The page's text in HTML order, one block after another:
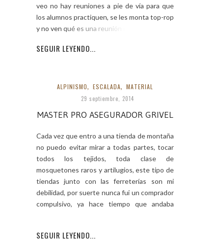
veo no hay reuniones a pie de vía para que
los alumnos practiquen, se les monta top-rop
y no ven qué es una reunión ni cómo
SEGUIR LEYENDO...
ALPINISMO, ESCALADA, MATERIAL
29 septiembre, 2014
MASTER PRO ASEGURADOR GRIVEL
Cada vez que entro a una tienda de montaña
no puedo evitar mirar a todas partes, tocar
todos los tejidos, toda clase de
mosquetones raros y artilugios, este tipo de
tiendas junto con las ferreterías son mi
debilidad, por suerte nunca fui un comprador
compulsivo, ya hace tiempo que andaba
SEGUIR LEYENDO...